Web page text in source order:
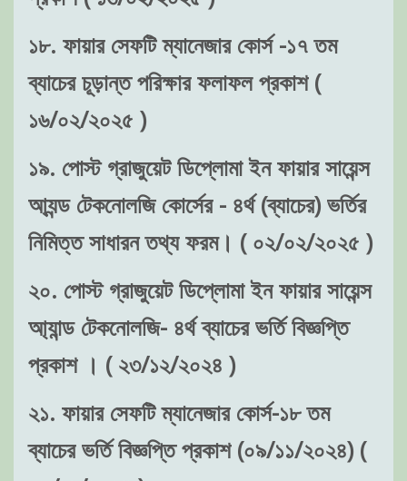
১৮. ফায়ার সেফটি ম্যানেজার কোর্স -১৭ তম
ব্যাচের চূড়ান্ত পরিক্ষার ফলাফল প্রকাশ (
১৬/০২/২০২৫ )
১৯. পোস্ট গ্রাজুয়েট ডিপ্লোমা ইন ফায়ার সায়েন্স
আ্যন্ড টেকনোলজি কোর্সের - ৪র্থ (ব্যাচের) ভর্তির
নিমিত্ত সাধারন তথ্য ফরম। ( ০২/০২/২০২৫ )
২০. পোস্ট গ্রাজুয়েট ডিপ্লোমা ইন ফায়ার সায়েন্স
আ্যান্ড টেকনোলজি- ৪র্থ ব্যাচের ভর্তি বিজ্ঞপ্তি
প্রকাশ । ( ২৩/১২/২০২৪ )
২১. ফায়ার সেফটি ম্যানেজার কোর্স-১৮ তম
ব্যাচের ভর্তি বিজ্ঞপ্তি প্রকাশ (০৯/১১/২০২৪) (